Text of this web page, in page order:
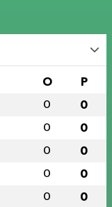
O P
0 0
0 0
0 0
0 0
0 0